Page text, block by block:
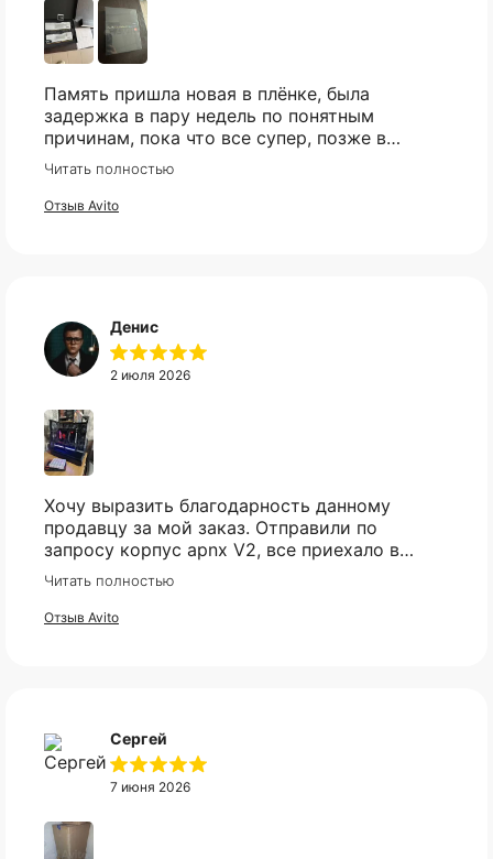
Память пришла новая в плёнке, была
задержка в пару недель по понятным
причинам, пока что все супер, позже в
сборке проверю и отзыв дополню
Читать полностью
Отзыв Avito
Денис
2 июля 2026
Хочу выразить благодарность данному
продавцу за мой заказ. Отправили по
запросу корпус apnx V2, все приехало в
идеале. Ценник более чем демократичный.
Все доехало в установленный срок.
Читать полностью
Отзыв Avito
Сергей
7 июня 2026